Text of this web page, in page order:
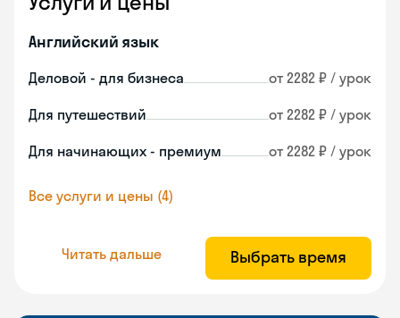
Английский язык
Деловой - для бизнеса от 2282 ₽ / урок
Для путешествий от 2282 ₽ / урок
Для начинающих - премиум от 2282 ₽ / урок
Все услуги и цены (4)
Читать дальше Выбрать время